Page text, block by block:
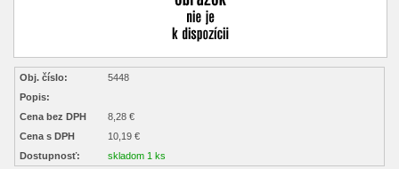
Obj. číslo:
5448
Popis:
Cena bez DPH
8,28 €
Cena s DPH
10,19 €
Dostupnosť:
skladom 1 ks